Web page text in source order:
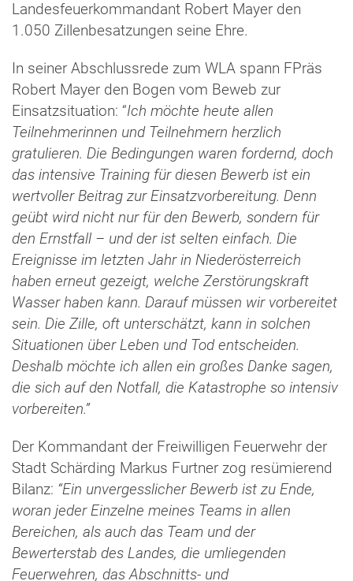
Landesfeuerkommandant Robert Mayer den
1.050 Zillenbesatzungen seine Ehre.
In seiner Abschlussrede zum WLA spann FPräs
Robert Mayer den Bogen vom Beweb zur
Einsatzsituation: “Ich möchte heute allen
Teilnehmerinnen und Teilnehmern herzlich
gratulieren. Die Bedingungen waren fordernd, doch
das intensive Training für diesen Bewerb ist ein
wertvoller Beitrag zur Einsatzvorbereitung. Denn
geübt wird nicht nur für den Bewerb, sondern für
den Ernstfall – und der ist selten einfach. Die
Ereignisse im letzten Jahr in Niederösterreich
haben erneut gezeigt, welche Zerstörungskraft
Wasser haben kann. Darauf müssen wir vorbereitet
sein. Die Zille, oft unterschätzt, kann in solchen
Situationen über Leben und Tod entscheiden.
Deshalb möchte ich allen ein großes Danke sagen,
die sich auf den Notfall, die Katastrophe so intensiv
vorbereiten.”
Der Kommandant der Freiwilligen Feuerwehr der
Stadt Schärding Markus Furtner zog resümierend
Bilanz: “Ein unvergesslicher Bewerb ist zu Ende,
woran jeder Einzelne meines Teams in allen
Bereichen, als auch das Team und der
Bewerterstab des Landes, die umliegenden
Feuerwehren, das Abschnitts- und